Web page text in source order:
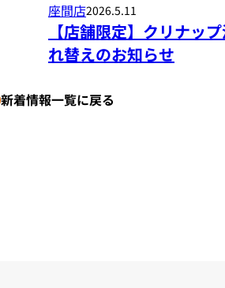
座間店2026.5.11
【店舗限定】クリナッ
れ替えのお知らせ
新着情報一覧に戻る